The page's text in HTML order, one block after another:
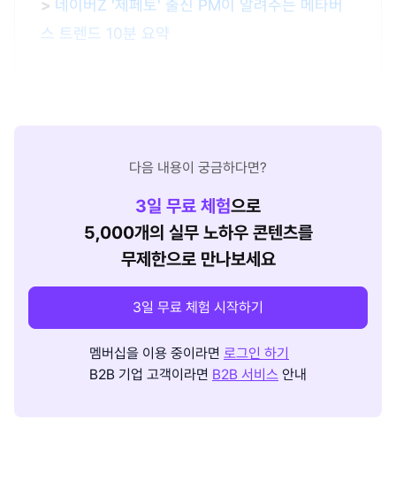
> 네이버Z '제페토' 출신 PM이 알려주는 메타버
스 트렌드 10분 요약
다음 내용이 궁금하다면?
3일 무료 체험으로
5,000개의 실무 노하우 콘텐츠를
무제한으로 만나보세요
3일 무료 체험 시작하기
멤버십을 이용 중이라면 로그인 하기
B2B 기업 고객이라면 B2B 서비스 안내